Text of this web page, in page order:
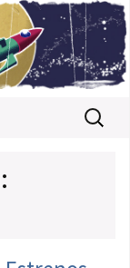
Buscar: